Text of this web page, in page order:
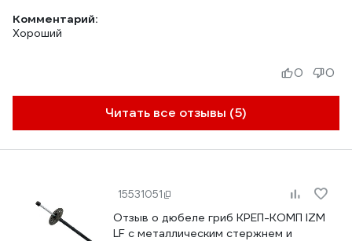
Комментарий:
Хороший
Читать все отзывы (5)
0 0
15531051
Отзыв о дюбеле гриб КРЕП-КОМП IZM
LF с металлическим стержнем и